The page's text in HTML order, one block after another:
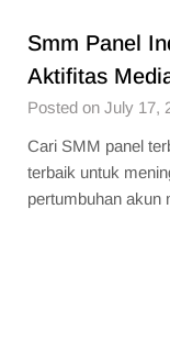
Smm Panel
Aktifitas
Posted on July 17,
Cari SMM panel
terbaik untuk
pertumbuhan akun